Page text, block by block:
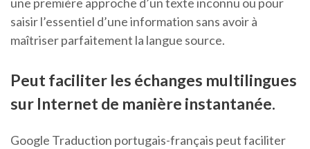
saisir l’essentiel d’une information sans avoir à
maîtriser parfaitement la langue source.
Peut faciliter les échanges multilingues
sur Internet de manière instantanée.
Google Traduction portugais-français peut faciliter